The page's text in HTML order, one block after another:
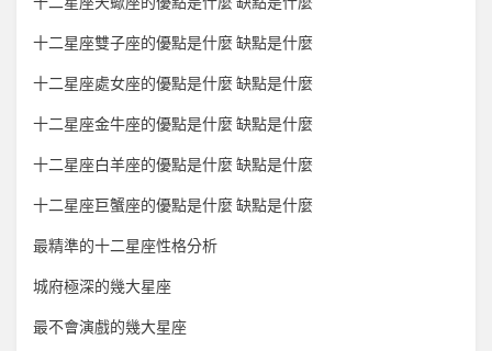
十二星座雙子座的優點是什麼 缺點是什麼
十二星座處女座的優點是什麼 缺點是什麼
十二星座金牛座的優點是什麼 缺點是什麼
十二星座白羊座的優點是什麼 缺點是什麼
十二星座巨蟹座的優點是什麼 缺點是什麼
最精準的十二星座性格分析
城府極深的幾大星座
最不會演戲的幾大星座